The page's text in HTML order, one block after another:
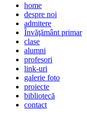
home
despre noi
admitere
Învăţământ primar
clase
alumni
profesori
link-uri
galerie foto
proiecte
bibliotecă
contact